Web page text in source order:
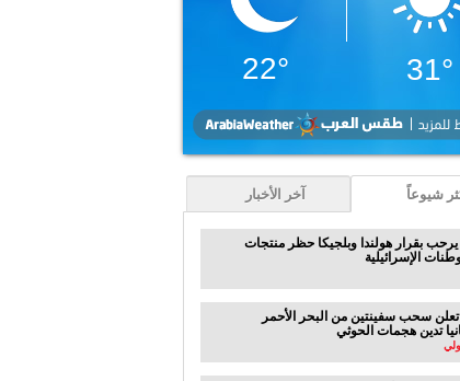
شيوعاً آخر الأخبار
يرحب بقرار هولندا وبلجيكا حظر منتجات
الإسرائيلية
تعلن سحب سفينتين من البحر الأحمر
تدين هجمات الحوثي